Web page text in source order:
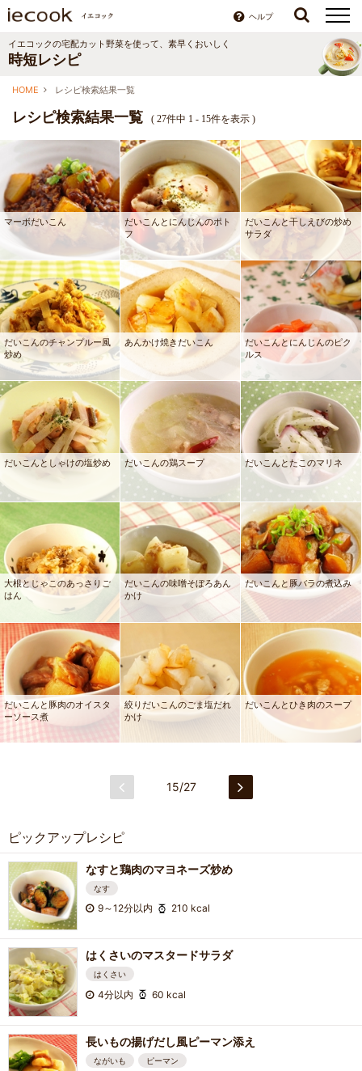
ヘルプ
イエコックの宅配カット野菜を使って、素早くおいしく
時短レシピ
HOME レシピ検索結果一覧
レシピ検索結果一覧 ( 27件中 1 - 15件を表示 )
マーボだいこん
だいこんとにんじんのポト
フ
だいこんと干しえびの炒め
サラダ
だいこんのチャンプルー風
炒め
あんかけ焼きだいこん
だいこんとにんじんのピク
ルス
だいこんとしゃけの塩炒め だいこんの鶏スープ だいこんとたこのマリネ
大根とじゃこのあっさりご
はん
だいこんの味噌そぼろあん
かけ
だいこんと豚バラの煮込み
だいこんと豚肉のオイスタ
ーソース煮
絞りだいこんのごま塩だれ
かけ
だいこんとひき肉のスープ
15/27
ピックアップレシピ
なすと鶏肉のマヨネーズ炒め
なす
9～12分以内 210 kcal
はくさいのマスタードサラダ
はくさい
4分以内 60 kcal
長いもの揚げだし風ピーマン添え
ながいも ピーマン